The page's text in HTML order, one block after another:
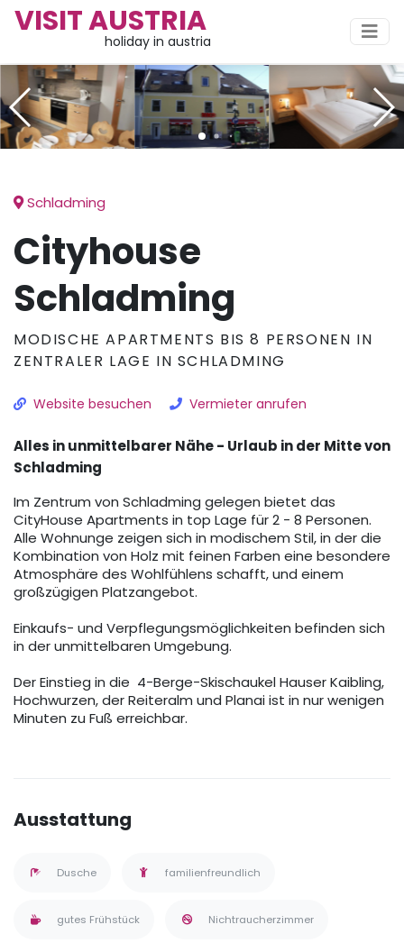
VISIT AUSTRIA
holiday in austria
Schladming
Cityhouse
Schladming
MODISCHE APARTMENTS BIS 8 PERSONEN IN
ZENTRALER LAGE IN SCHLADMING
Website besuchen Vermieter anrufen
Alles in unmittelbarer Nähe - Urlaub in der Mitte von
Schladming
Im Zentrum von Schladming gelegen bietet das
CityHouse Apartments in top Lage für 2 - 8 Personen.
Alle Wohnunge zeigen sich in modischem Stil, in der die
Kombination von Holz mit feinen Farben eine besondere
Atmosphäre des Wohlfühlens schafft, und einem
großzügigen Platzangebot.
Einkaufs- und Verpflegungsmöglichkeiten befinden sich
in der unmittelbaren Umgebung.
Der Einstieg in die 4-Berge-Skischaukel Hauser Kaibling,
Hochwurzen, der Reiteralm und Planai ist in nur wenigen
Minuten zu Fuß erreichbar.
Ausstattung
Dusche familienfreundlich
gutes Frühstück Nichtraucherzimmer